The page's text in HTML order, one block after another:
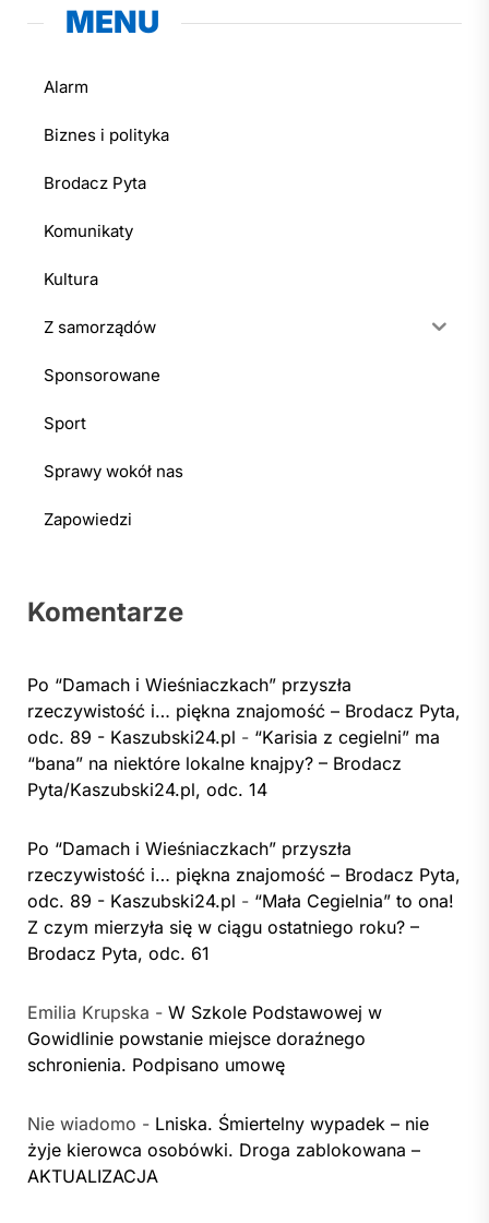
MENU
Alarm
Biznes i polityka
Brodacz Pyta
Komunikaty
Kultura
Z samorządów
Sponsorowane
Sport
Sprawy wokół nas
Zapowiedzi
Komentarze
Po “Damach i Wieśniaczkach” przyszła
rzeczywistość i… piękna znajomość – Brodacz Pyta,
odc. 89 - Kaszubski24.pl - “Karisia z cegielni” ma
“bana” na niektóre lokalne knajpy? – Brodacz
Pyta/Kaszubski24.pl, odc. 14
Po “Damach i Wieśniaczkach” przyszła
rzeczywistość i… piękna znajomość – Brodacz Pyta,
odc. 89 - Kaszubski24.pl - “Mała Cegielnia” to ona!
Z czym mierzyła się w ciągu ostatniego roku? –
Brodacz Pyta, odc. 61
Emilia Krupska - W Szkole Podstawowej w
Gowidlinie powstanie miejsce doraźnego
schronienia. Podpisano umowę
Nie wiadomo - Lniska. Śmiertelny wypadek – nie
żyje kierowca osobówki. Droga zablokowana –
AKTUALIZACJA